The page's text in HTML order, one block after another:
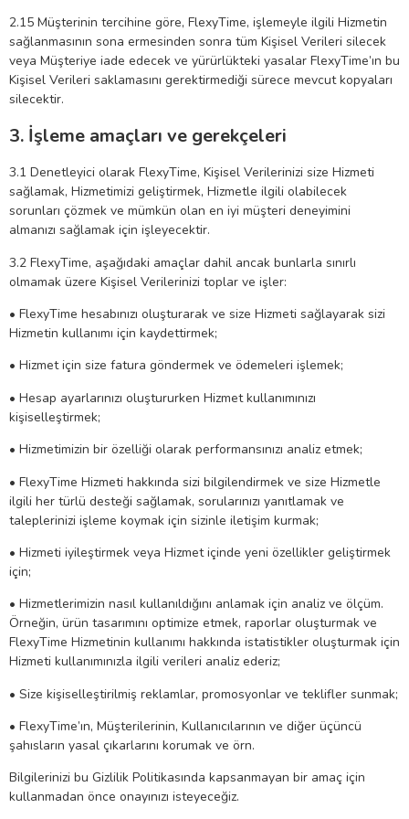
2.15 Müşterinin tercihine göre, FlexyTime, işlemeyle ilgili Hizmetin
sağlanmasının sona ermesinden sonra tüm Kişisel Verileri silecek
veya Müşteriye iade edecek ve yürürlükteki yasalar FlexyTime’ın bu
Kişisel Verileri saklamasını gerektirmediği sürece mevcut kopyaları
silecektir.
3. İşleme amaçları ve gerekçeleri
3.1 Denetleyici olarak FlexyTime, Kişisel Verilerinizi size Hizmeti
sağlamak, Hizmetimizi geliştirmek, Hizmetle ilgili olabilecek
sorunları çözmek ve mümkün olan en iyi müşteri deneyimini
almanızı sağlamak için işleyecektir.
3.2 FlexyTime, aşağıdaki amaçlar dahil ancak bunlarla sınırlı
olmamak üzere Kişisel Verilerinizi toplar ve işler:
• FlexyTime hesabınızı oluşturarak ve size Hizmeti sağlayarak sizi
Hizmetin kullanımı için kaydettirmek;
• Hizmet için size fatura göndermek ve ödemeleri işlemek;
• Hesap ayarlarınızı oluştururken Hizmet kullanımınızı
kişiselleştirmek;
• Hizmetimizin bir özelliği olarak performansınızı analiz etmek;
• FlexyTime Hizmeti hakkında sizi bilgilendirmek ve size Hizmetle
ilgili her türlü desteği sağlamak, sorularınızı yanıtlamak ve
taleplerinizi işleme koymak için sizinle iletişim kurmak;
• Hizmeti iyileştirmek veya Hizmet içinde yeni özellikler geliştirmek
için;
• Hizmetlerimizin nasıl kullanıldığını anlamak için analiz ve ölçüm.
Örneğin, ürün tasarımını optimize etmek, raporlar oluşturmak ve
FlexyTime Hizmetinin kullanımı hakkında istatistikler oluşturmak için
Hizmeti kullanımınızla ilgili verileri analiz ederiz;
• Size kişiselleştirilmiş reklamlar, promosyonlar ve teklifler sunmak;
• FlexyTime’ın, Müşterilerinin, Kullanıcılarının ve diğer üçüncü
şahısların yasal çıkarlarını korumak ve örn.
Bilgilerinizi bu Gizlilik Politikasında kapsanmayan bir amaç için
kullanmadan önce onayınızı isteyeceğiz.